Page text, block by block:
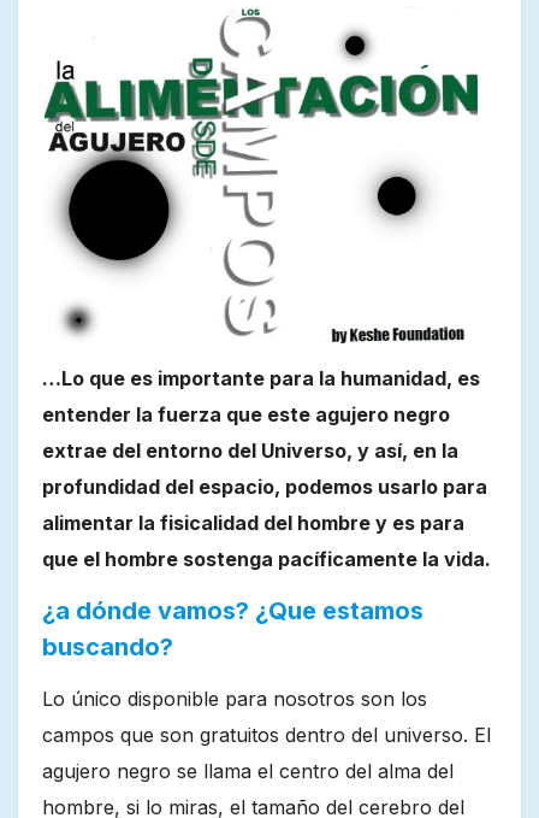
…Lo que es importante para la humanidad, es
entender la fuerza que este agujero negro
extrae del entorno del Universo, y así, en la
profundidad del espacio, podemos usarlo para
alimentar la fisicalidad del hombre y es para
que el hombre sostenga pacíficamente la vida.
¿a dónde vamos? ¿Que estamos
buscando?
Lo único disponible para nosotros son los
campos que son gratuitos dentro del universo. El
agujero negro se llama el centro del alma del
hombre, si lo miras, el tamaño del cerebro del